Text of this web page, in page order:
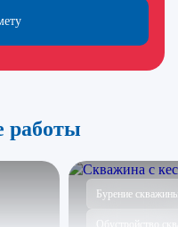
работы
Бурение
Обустройство